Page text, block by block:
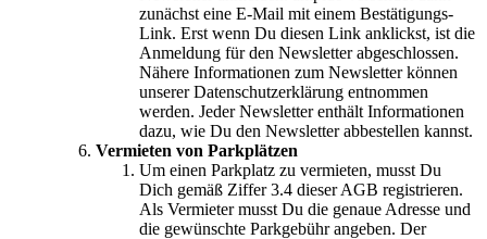
zunächst eine E-Mail mit einem Bestätigungs-
Link. Erst wenn Du diesen Link anklickst, ist die
Anmeldung für den Newsletter abgeschlossen.
Nähere Informationen zum Newsletter können
unserer Datenschutzerklärung entnommen
werden. Jeder Newsletter enthält Informationen
dazu, wie Du den Newsletter abbestellen kannst.
Vermieten von Parkplätzen
Um einen Parkplatz zu vermieten, musst Du
Dich gemäß Ziffer 3.4 dieser AGB registrieren.
Als Vermieter musst Du die genaue Adresse und
die gewünschte Parkgebühr angeben. Der